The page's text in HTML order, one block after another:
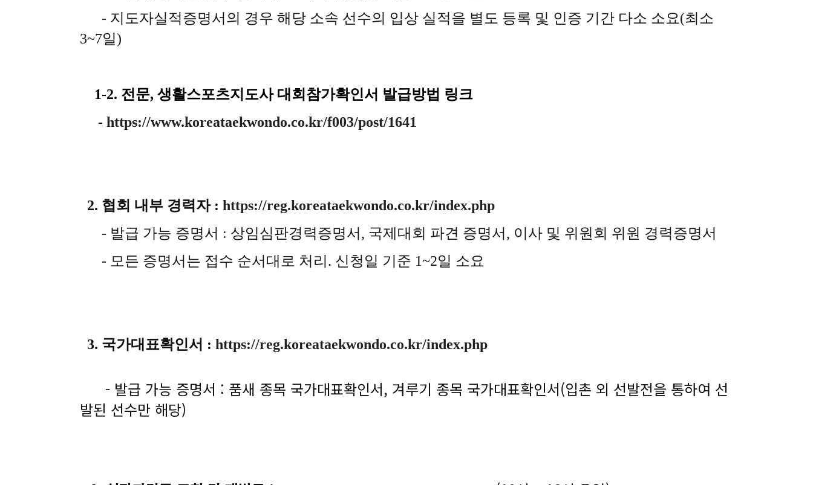
- 지도자실적증명서의 경우 해당 소속 선수의 입상 실적을 별도 등록 및 인증 기간 다소 소요(최소
3~7일)
1-2. 전문, 생활스포츠지도사 대회참가확인서 발급방법 링크
- https://www.koreataekwondo.co.kr/f003/post/1641
2. 협회 내부 경력자 : https://reg.koreataekwondo.co.kr/index.php
- 발급 가능 증명서 : 상임심판경력증명서, 국제대회 파견 증명서, 이사 및 위원회 위원 경력증명서
- 모든 증명서는 접수 순서대로 처리. 신청일 기준 1~2일 소요
3. 국가대표확인서 : https://reg.koreataekwondo.co.kr/index.php
- 발급 가능 증명서 : 품새 종목 국가대표확인서, 겨루기 종목 국가대표확인서(입촌 외 선발전을 통하여 선
발된 선수만 해당)